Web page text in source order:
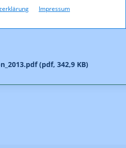
Impressum
(pdf, 342,9 KB)